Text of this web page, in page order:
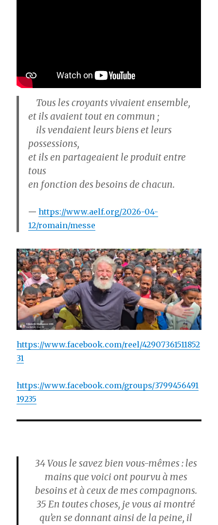
Tous les croyants vivaient ensemble,
et ils avaient tout en commun ;
ils vendaient leurs biens et leurs
possessions,
et ils en partageaient le produit entre
tous
en fonction des besoins de chacun.
https://www.aelf.org/2026-04-
12/romain/messe
https://www.facebook.com/reel/42907361511852
31
https://www.facebook.com/groups/3799456491
19235
34Vous le savez bien vous-mêmes : les
mains que voici ont pourvu à mes
besoins et à ceux de mes compagnons.
35 En toutes choses, je vous ai montré
qu’en se donnant ainsi de la peine, il